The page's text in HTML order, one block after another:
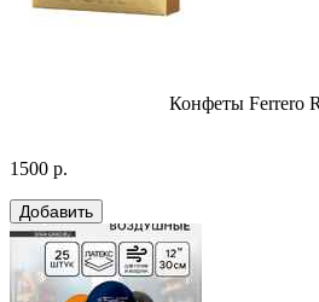
Конфеты Ferrero
1500 р.